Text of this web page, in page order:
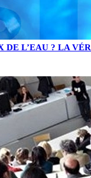
DE L’EAU ? LA